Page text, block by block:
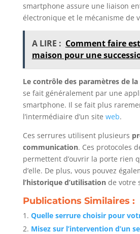
smartphone assure une liaison
électronique et le mécanisme de
A LIRE : Comment faire
maison pour une
Le contrôle des paramètres de
se fait généralement par une
smartphone. Il se fait plus
l’intermédiaire d’un site web.
Ces serrures utilisent plusieurs
communication. Ces protocoles
permettent d’ouvrir la porte rien
d’elle. De plus, vous pouvez
l’historique d’utilisationde votre
Publications Similaires :
Quelle serrure choisir pour
Misez sur l’intervention d’un